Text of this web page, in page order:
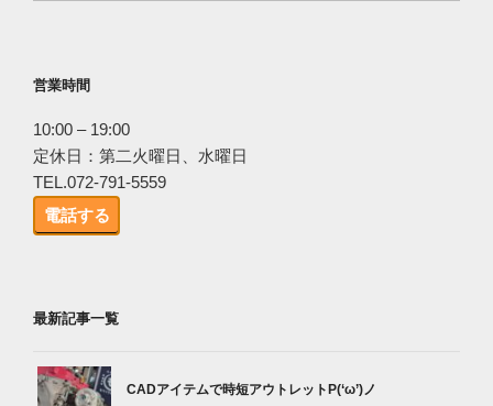
営業時間
10:00 – 19:00
定休日：第二火曜日、水曜日
TEL.072-791-5559
電話する
最新記事一覧
CADアイテムで時短アウトレットP(‘ω’)ノ